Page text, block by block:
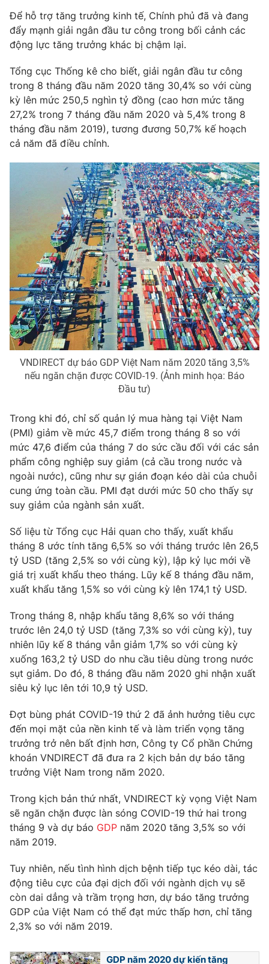
Học trực tuyến
Hitech Công nghệ tương lai
Sản phẩm
Thị trường
Tư vấn
Giao lưu trực tuyến
Lịch phát sóng
Chuyên mục khác
Emagazine
Infographic
Video Shorts video
VTV Money VTV Thể thao
VTV Sức khoẻ Bất động sản
Thị trường 24h Tấm lòng Việt
VTV4 Vươn mình bằng AI
VTV8
Liên hệ tòa soạn English
THỜI BÁO VTV
Theo dõi báo trên
Cơ quan chủ quản: Đài Truyền hình Việt Nam
Cơ quan báo chí: Thời báo VTV
Giấy phép hoạt động báo in và báo điện tử số 483/GP-BTTTT
cấp ngày 29/12/2023
Tổng Biên tập:
Vũ Thanh Thủy
Phó Tổng Biên tập:Nguyễn Thị Mỹ Hạnh, Phạm Quốc Thắng,
Nguyễn Trọng Ninh
Tổng đài VTV:024.38 355 931 - 024.38 355 932
Email:toasoan@vtv.vn
Liên hệ quảng cáo: 024-7300.7108
® Cấm sao chép dưới mọi hình thức nếu không có sự chấp
thuận bằng văn bản. Ghi rõ nguồn VTV.vn khi phát hành lại
thông tin từ website này.
Để hỗ trợ tăng trưởng kinh tế, Chính phủ đã và đang
đẩy mạnh giải ngân đầu tư công trong bối cảnh các
động lực tăng trưởng khác bị chậm lại.
Tổng cục Thống kê cho biết, giải ngân đầu tư công
trong 8 tháng đầu năm 2020 tăng 30,4% so với cùng
kỳ lên mức 250,5 nghìn tỷ đồng (cao hơn mức tăng
27,2% trong 7 tháng đầu năm 2020 và 5,4% trong 8
tháng đầu năm 2019), tương đương 50,7% kế hoạch
cả năm đã điều chỉnh.
VNDIRECT dự báo GDP Việt Nam năm 2020 tăng 3,5%
nếu ngăn chặn được COVID-19. (Ảnh minh họa: Báo
Đầu tư)
Trong khi đó, chỉ số quản lý mua hàng tại Việt Nam
(PMI) giảm về mức 45,7 điểm trong tháng 8 so với
mức 47,6 điểm của tháng 7 do sức cầu đối với các sản
phẩm công nghiệp suy giảm (cả cầu trong nước và
ngoài nước), cũng như sự gián đoạn kéo dài của chuỗi
cung ứng toàn cầu. PMI đạt dưới mức 50 cho thấy sự
suy giảm của ngành sản xuất.
Số liệu từ Tổng cục Hải quan cho thấy, xuất khẩu
tháng 8 ước tính tăng 6,5% so với tháng trước lên 26,5
tỷ USD (tăng 2,5% so với cùng kỳ), lập kỷ lục mới về
giá trị xuất khẩu theo tháng. Lũy kế 8 tháng đầu năm,
xuất khẩu tăng 1,5% so với cùng kỳ lên 174,1 tỷ USD.
Trong tháng 8, nhập khẩu tăng 8,6% so với tháng
trước lên 24,0 tỷ USD (tăng 7,3% so với cùng kỳ), tuy
nhiên lũy kế 8 tháng vẫn giảm 1,7% so với cùng kỳ
xuống 163,2 tỷ USD do nhu cầu tiêu dùng trong nước
sụt giảm. Do đó, 8 tháng đầu năm 2020 ghi nhận xuất
siêu kỷ lục lên tới 10,9 tỷ USD.
Đợt bùng phát COVID-19 thứ 2 đã ảnh hưởng tiêu cực
đến mọi mặt của nền kinh tế và làm triển vọng tăng
trưởng trở nên bất định hơn, Công ty Cổ phần Chứng
khoán VNDIRECT đã đưa ra 2 kịch bản dự báo tăng
trưởng Việt Nam trong năm 2020.
Trong kịch bản thứ nhất, VNDIRECT kỳ vọng Việt Nam
sẽ ngăn chặn được làn sóng COVID-19 thứ hai trong
tháng 9 và dự báo GDP năm 2020 tăng 3,5% so với
năm 2019.
Tuy nhiên, nếu tình hình dịch bệnh tiếp tục kéo dài, tác
động tiêu cực của đại dịch đối với ngành dịch vụ sẽ
còn dai dẳng và trầm trọng hơn, dự báo tăng trưởng
GDP của Việt Nam có thể đạt mức thấp hơn, chỉ tăng
2,3% so với năm 2019.
GDP năm 2020 dự kiến tăng